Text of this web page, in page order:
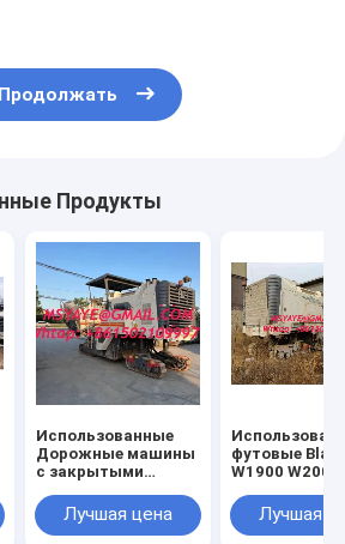
Продолжать
Продукты
Использованные
Дорожные машины
с закрытыми
W2000 wirtgen
используется
Лучшая цена
футовые
W1900 W2000
Graders w/
Kits холодная
Лучшая